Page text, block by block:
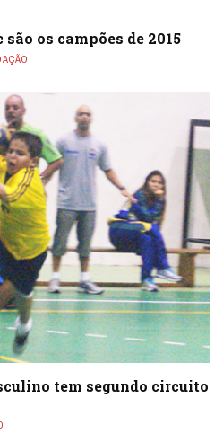
são os campões de 2015
tem segundo circuito